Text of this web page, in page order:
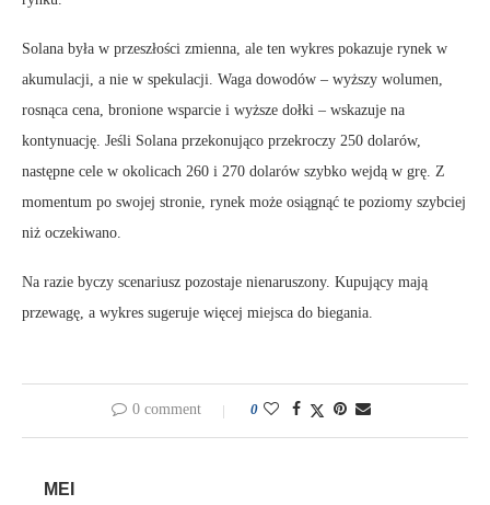
Solana była w przeszłości zmienna, ale ten wykres pokazuje rynek w
akumulacji, a nie w spekulacji. Waga dowodów – wyższy wolumen,
rosnąca cena, bronione wsparcie i wyższe dołki – wskazuje na
kontynuację. Jeśli Solana przekonująco przekroczy 250 dolarów,
następne cele w okolicach 260 i 270 dolarów szybko wejdą w grę. Z
momentum po swojej stronie, rynek może osiągnąć te poziomy szybciej
niż oczekiwano.
Na razie byczy scenariusz pozostaje nienaruszony. Kupujący mają
przewagę, a wykres sugeruje więcej miejsca do biegania.
0 comment 0
MEI